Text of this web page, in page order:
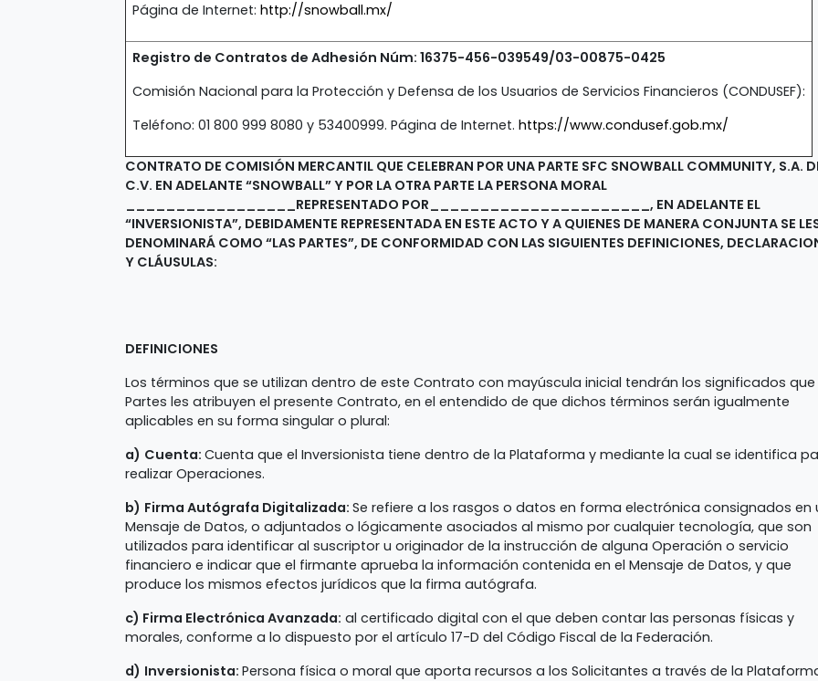
Página de Internet: http://snowball.mx/
Registro de Contratos de Adhesión Núm: 16375-456-039549/03-00875-0425
Comisión Nacional para la Protección y Defensa de los Usuarios de Servicios Financieros (CONDUSEF):
Teléfono: 01 800 999 8080 y 53400999. Página de Internet. https://www.condusef.gob.mx/
CONTRATO DE COMISIÓN MERCANTIL QUE CELEBRAN POR UNA PARTE SFC SNOWBALL COMMUNITY, S.A.
C.V. EN ADELANTE “SNOWBALL” Y POR LA OTRA PARTE LA PERSONA MORAL
_________________REPRESENTADO POR______________________, EN ADELANTE EL
“INVERSIONISTA”, DEBIDAMENTE REPRESENTADA EN ESTE ACTO Y A QUIENES DE MANERA CONJUNTA SE
DENOMINARÁ COMO “LAS PARTES”, DE CONFORMIDAD CON LAS SIGUIENTES DEFINICIONES,
Y CLÁUSULAS:
DEFINICIONES
Los términos que se utilizan dentro de este Contrato con mayúscula inicial tendrán los significados que
Partes les atribuyen el presente Contrato, en el entendido de que dichos términos serán igualmente
aplicables en su forma singular o plural:
a) Cuenta: Cuenta que el Inversionista tiene dentro de la Plataforma y mediante la cual se identifica
realizar Operaciones.
b) Firma Autógrafa Digitalizada: Se refiere a los rasgos o datos en forma electrónica consignados en
Mensaje de Datos, o adjuntados o lógicamente asociados al mismo por cualquier tecnología, que son
utilizados para identificar al suscriptor u originador de la instrucción de alguna Operación o servicio
financiero e indicar que el firmante aprueba la información contenida en el Mensaje de Datos, y que
produce los mismos efectos jurídicos que la firma autógrafa.
c) Firma Electrónica Avanzada: al certificado digital con el que deben contar las personas físicas y
morales, conforme a lo dispuesto por el artículo 17-D del Código Fiscal de la Federación.
d) Inversionista: Persona física o moral que aporta recursos a los Solicitantes a través de la